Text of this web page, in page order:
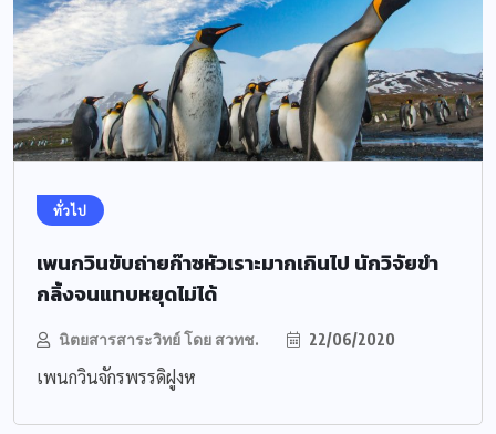
ทั่วไป
เพนกวินขับถ่ายก๊าซหัวเราะมากเกินไป นักวิจัยขำ
กลิ้งจนแทบหยุดไม่ได้
นิตยสารสาระวิทย์ โดย สวทช. 22/06/2020
เพนกวินจักรพรรดิฝูงห